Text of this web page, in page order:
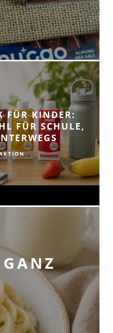
FÜR KINDER:
FÜR SCHULE,
O